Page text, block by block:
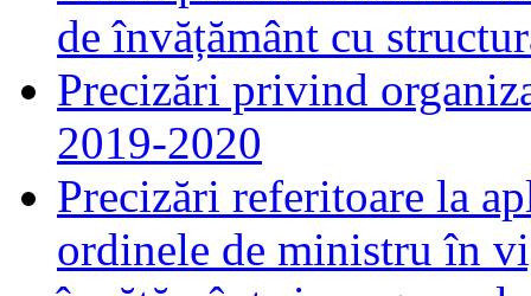
de învățământ cu
Precizări privind
2019-2020
Precizări referitoare la
ordinele de ministru în